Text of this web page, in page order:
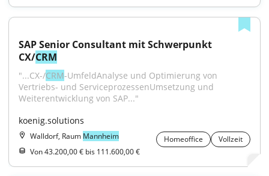
SAP Senior Consultant mit Schwerpunkt
CX/CRM
"...CX-/CRM-UmfeldAnalyse und Optimierung von
Vertriebs- und ServiceprozessenUmsetzung und
Weiterentwicklung von SAP..."
koenig.solutions
Walldorf, Raum Mannheim Homeoffice
Vollzeit
Von 43.200,00 € bis 111.600,00 €